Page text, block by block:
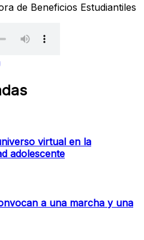
de Beneficios Estudiantiles
virtual en la
adolescente
a una marcha y una